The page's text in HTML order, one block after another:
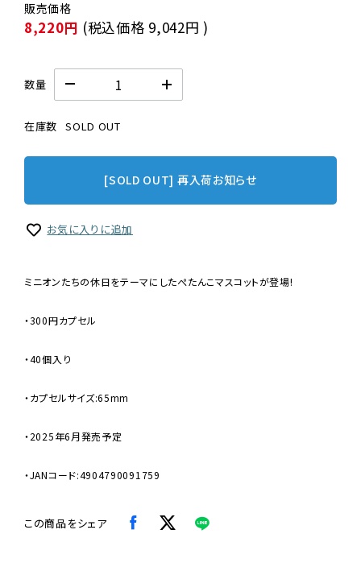
8,220円 (税込価格 9,042円 )
数量
在庫数 SOLD OUT
[SOLD OUT] 再入荷お知らせ
お気に入りに追加
ミニオンたちの休日をテーマにしたぺたんこマスコットが登場!
・300円カプセル
・40個入り
・カプセルサイズ:65mm
・2025年6月発売予定
・JANコード:4904790091759
この商品をシェア